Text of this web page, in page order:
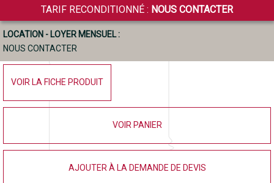
TARIF RECONDITIONNÉ : NOUS CONTACTER
LOCATION - LOYER MENSUEL :
NOUS CONTACTER
VOIR LA FICHE PRODUIT
VOIR PANIER
AJOUTER À LA DEMANDE DE DEVIS